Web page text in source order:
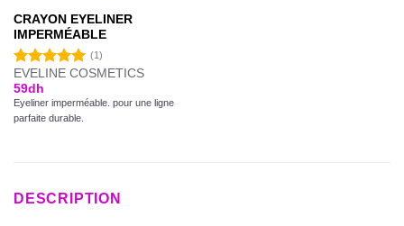
CRAYON EYELINER
IMPERMÉABLE
Note5.00
sur 5
(1)
EVELINE COSMETICS
59dh
Eyeliner imperméable. pour une ligne
parfaite durable.
DESCRIPTION